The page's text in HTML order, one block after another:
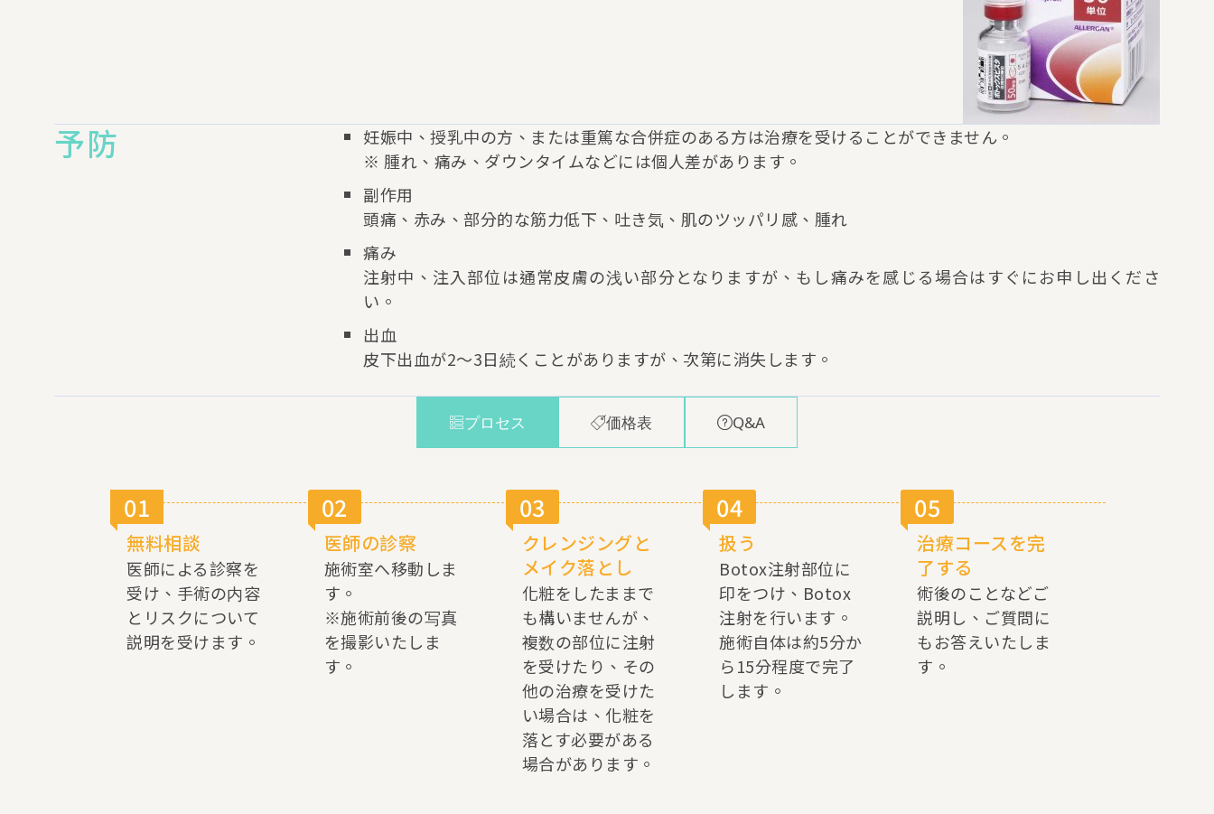
予防
妊娠中、授乳中の方、または重篤な合併症のある方は治療を受けることができません。
※ 腫れ、痛み、ダウンタイムなどには個人差があります。
副作用
頭痛、赤み、部分的な筋力低下、吐き気、肌のツッパリ感、腫れ
痛み
注射中、注入部位は通常皮膚の浅い部分となりますが、もし痛みを感じる場合はすぐにお申し出くださ
い。
出血
皮下出血が2〜3日続くことがありますが、次第に消失します。
プロセス 価格表 Q&A
01
無料相談
医師による診察を
受け、手術の内容
とリスクについて
説明を受けます。
02
医師の診察
施術室へ移動しま
す。
※施術前後の写真
を撮影いたしま
す。
03
クレンジングと
メイク落とし
化粧をしたままで
も構いませんが、
複数の部位に注射
を受けたり、その
他の治療を受けた
い場合は、化粧を
落とす必要がある
場合があります。
04
扱う
Botox注射部位に
印をつけ、Botox
注射を行います。
施術自体は約5分か
ら15分程度で完了
します。
05
治療コースを完
了する
術後のことなどご
説明し、ご質問に
もお答えいたしま
す。